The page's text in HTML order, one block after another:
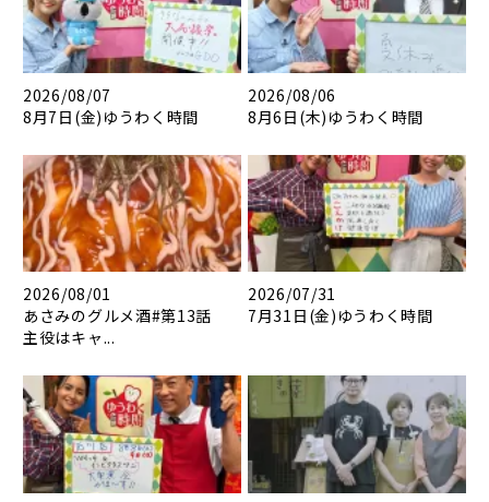
2026/08/07
8月7日(金)ゆうわく時間
2026/08/06
8月6日(木)ゆうわく時間
2026/08/01
あさみのグルメ酒#第13話
主役はキャ...
2026/07/31
7月31日(金)ゆうわく時間